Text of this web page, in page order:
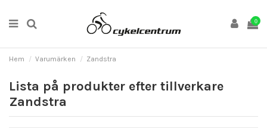
0
Hem Varumärken Zandstra
Lista på produkter efter tillverkare
Zandstra